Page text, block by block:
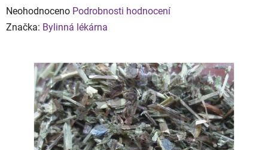
Průměrné
hodnocení
hvězdiček.
Neohodnoceno Podrobnosti hodnocení
Značka: Bylinná lékárna